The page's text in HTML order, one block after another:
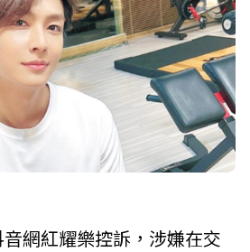
網紅耀樂控訴，涉嫌在交